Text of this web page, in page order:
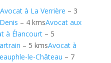
Avocat à La Verrière – 3
– 4 kmsAvocat aux
à Élancourt– 5
– 5 kmsAvocat à
le-Château – 7